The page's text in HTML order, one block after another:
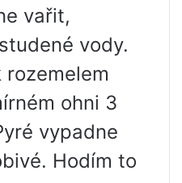
vařit,
vody.
rozemelem
ohni 3
vypadne
Hodím to